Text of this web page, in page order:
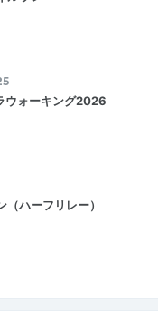
ウォーキング2026
ハーフリレー）